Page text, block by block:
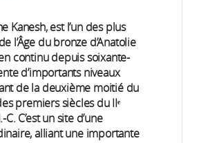
Kanesh, est l’un des plus
l’Âge du bronze d’Anatolie
continu depuis soixante-
d’importants niveaux
de la deuxième moitié du
premiers siècles du IIᵉ
C’est un site d’une
alliant une importante